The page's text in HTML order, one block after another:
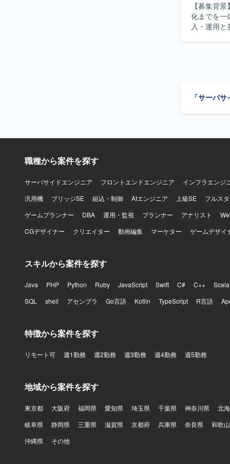
【募集背
化までを一
入・運用
因分析、
スやチーム
的な理想だ
理し、必要
ェクトマ
的な支援
両方に責任を
中で、開
ックリー
しています
「サーバ
職種から案件を探す
サーバサイドエンジニア フロントエンドエンジニア
インフラエンジ
汎用機
ブリッジSE 組込・制御 AIエンジニア 上級SE
フルス
ゲームプランナー
DBA 運用・監視 プランナー アナリスト
CGデザイナー
クリエイター 動画編集 マーケター ゲームデザイ
スキルから案件を探す
Java PHP Python Ruby JavaScript Swift C# C++
Scala
SQL
shell アセンブラ Go言語 Kotlin TypeScript R言語
特徴から案件を探す
リモート可 週1勤務 週2勤務 週3勤務 週4勤務 週5勤務
地域から案件を探す
東京都 大阪府 福岡県 愛知県 埼玉県 千葉県 神奈川県
北
岐阜県
静岡県 三重県 滋賀県 京都府 兵庫県 奈良県
和歌
沖縄県
その他